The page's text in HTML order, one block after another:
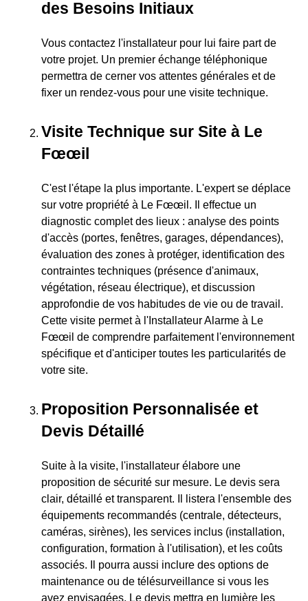
des Besoins Initiaux
Vous contactez l'installateur pour lui faire part de
votre projet. Un premier échange téléphonique
permettra de cerner vos attentes générales et de
fixer un rendez-vous pour une visite technique.
Visite Technique sur Site à Le
Fœœil
C'est l'étape la plus importante. L'expert se déplace
sur votre propriété à Le Fœœil. Il effectue un
diagnostic complet des lieux : analyse des points
d'accès (portes, fenêtres, garages, dépendances),
évaluation des zones à protéger, identification des
contraintes techniques (présence d'animaux,
végétation, réseau électrique), et discussion
approfondie de vos habitudes de vie ou de travail.
Cette visite permet à l'Installateur Alarme à Le
Fœœil de comprendre parfaitement l'environnement
spécifique et d'anticiper toutes les particularités de
votre site.
Proposition Personnalisée et
Devis Détaillé
Suite à la visite, l'installateur élabore une
proposition de sécurité sur mesure. Le devis sera
clair, détaillé et transparent. Il listera l'ensemble des
équipements recommandés (centrale, détecteurs,
caméras, sirènes), les services inclus (installation,
configuration, formation à l'utilisation), et les coûts
associés. Il pourra aussi inclure des options de
maintenance ou de télésurveillance si vous les
avez envisagées. Le devis mettra en lumière les